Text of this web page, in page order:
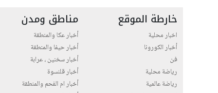
خارطة الموقع
اخبار محلية
أخبار الكورونا
فن
رياضة محلية
رياضة عالمية
مناطق ومدن
أخبار عكا والمنطقة
أخبار حيفا والمنطقة
أخبار سخنين ، عرابة
أخبار قلنسوة
أخبار ام الفحم والمنطقة